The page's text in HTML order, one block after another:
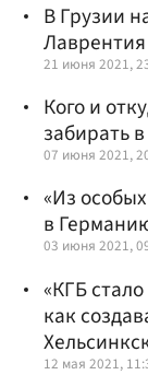
В Грузии
21 июня 2021,
Кого и
забирать
07 июня 2021,
«Из
в
03 июня 2021,
«КГБ
как
12 мая 2021,